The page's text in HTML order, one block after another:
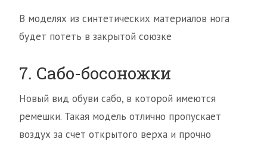
В моделях из синтетических материалов нога
будет потеть в закрытой союзке
7. Сабо-босоножки
Новый вид обуви сабо, в которой имеются
ремешки. Такая модель отлично пропускает
воздух за счет открытого верха и прочно